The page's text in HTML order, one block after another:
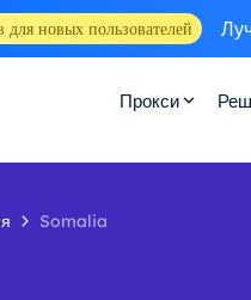
новых пользователей
Прокси
Somalia